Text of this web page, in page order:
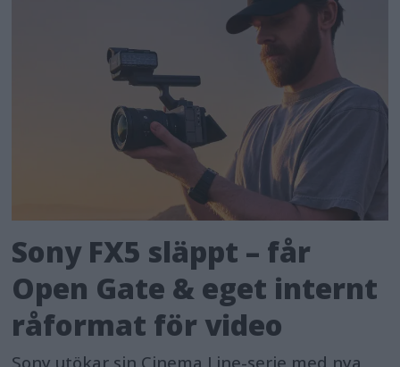
Sony FX5 släppt – får
Open Gate & eget internt
råformat för video
Sony utökar sin Cinema Line-serie med nya